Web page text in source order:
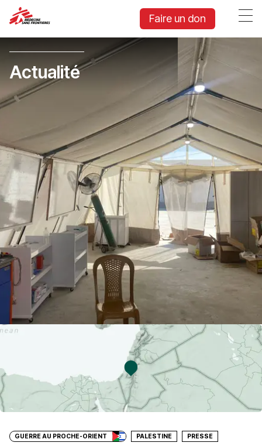
Faire un don
Actualité
GUERRE AU PROCHE-ORIENT PALESTINE PRESSE